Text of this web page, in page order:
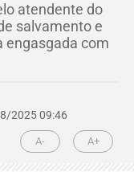
atendente do
salvamento e
engasgada com
2025 09:46
A- A+